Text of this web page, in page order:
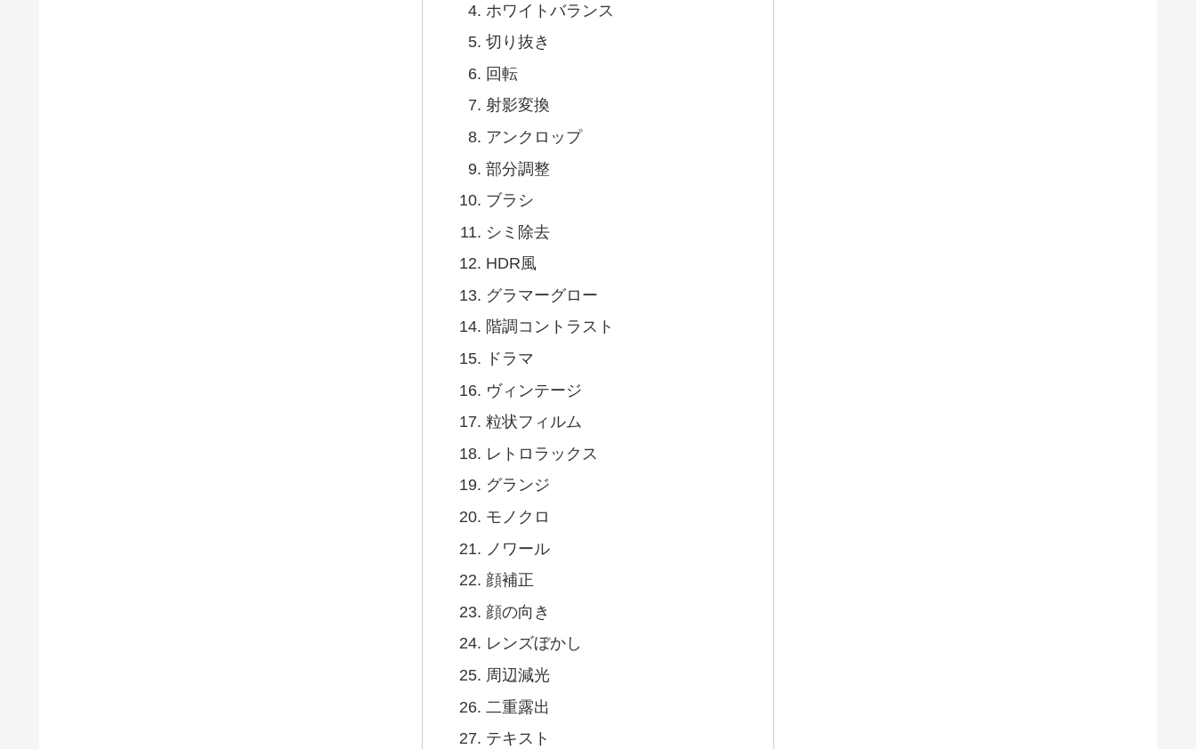
ホワイトバランス
切り抜き
回転
射影変換
アンクロップ
部分調整
ブラシ
シミ除去
HDR風
グラマーグロー
階調コントラスト
ドラマ
ヴィンテージ
粒状フィルム
レトロラックス
グランジ
モノクロ
ノワール
顔補正
顔の向き
レンズぼかし
周辺減光
二重露出
テキスト